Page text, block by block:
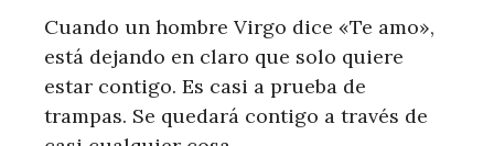
Cuando un hombre Virgo dice «Te amo»,
está dejando en claro que solo quiere
estar contigo. Es casi a prueba de
trampas. Se quedará contigo a través de